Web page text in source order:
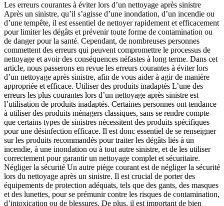
Les erreurs courantes à éviter lors d’un nettoyage après sinistre
Après un sinistre, qu’il s’agisse d’une inondation, d’un incendie ou
d’une tempête, il est essentiel de nettoyer rapidement et efficacement
pour limiter les dégâts et prévenir toute forme de contamination ou
de danger pour la santé. Cependant, de nombreuses personnes
commettent des erreurs qui peuvent compromettre le processus de
nettoyage et avoir des conséquences néfastes à long terme. Dans cet
article, nous passerons en revue les erreurs courantes à éviter lors
d’un nettoyage après sinistre, afin de vous aider à agir de manière
appropriée et efficace. Utiliser des produits inadaptés L’une des
erreurs les plus courantes lors d’un nettoyage après sinistre est
l’utilisation de produits inadaptés. Certaines personnes ont tendance
à utiliser des produits ménagers classiques, sans se rendre compte
que certains types de sinistres nécessitent des produits spécifiques
pour une désinfection efficace. Il est donc essentiel de se renseigner
sur les produits recommandés pour traiter les dégâts liés à un
incendie, à une inondation ou à tout autre sinistre, et de les utiliser
correctement pour garantir un nettoyage complet et sécuritaire.
Négliger la sécurité Un autre piège courant est de négliger la sécurité
lors du nettoyage après un sinistre. Il est crucial de porter des
équipements de protection adéquats, tels que des gants, des masques
et des lunettes, pour se prémunir contre les risques de contamination,
d’intoxication ou de blessures. De plus, il est important de bien